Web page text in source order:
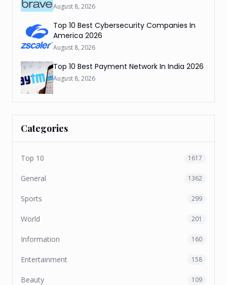
August 8, 2026
Top 10 Best Cybersecurity Companies In
America 2026
August 8, 2026
Top 10 Best Payment Network In India 2026
August 8, 2026
Categories
Top 10 1617
General 1362
Sports 299
World 201
Information 160
Entertainment 158
Beauty 109